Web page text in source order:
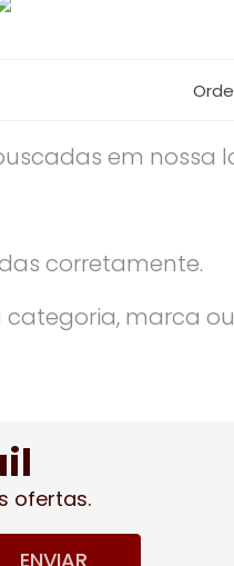
em nossa
corretamente.
marca
ofertas.
ENVIAR